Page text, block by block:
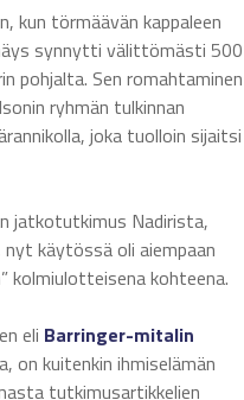
kun törmäävän kappaleen
synnytti välittömästi 500
pohjalta. Sen romahtaminen
ryhmän tulkinnan
joka tuolloin sijaitsi
jatkotutkimus Nadirista,
käytössä oli aiempaan
kolmiulotteisena kohteena.
eli Barringer-mitalin
on kuitenkin ihmiselämän
tutkimusartikkelien